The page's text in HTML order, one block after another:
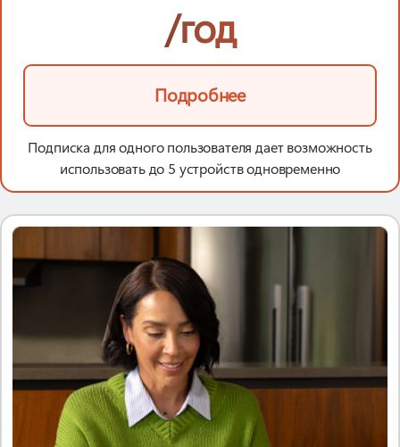
/год
Подробнее
Подписка для одного пользователя дает возможность
использовать до 5 устройств одновременно